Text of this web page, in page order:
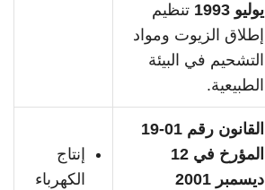
يوليو 1993
تنظيم
إطلاق الزيوت ومواد
التشحيم في البيئة
الطبيعية.
القانون رقم 01-19
المؤرخ في 12
ديسمبر 2001
إنتاج
الكهرباء